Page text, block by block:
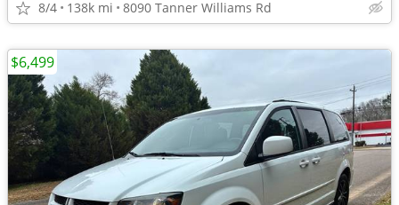
8/4 138k mi 8090 Tanner Williams Rd
$6,499